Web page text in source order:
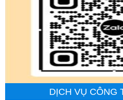
Sở Văn hóa, Thể thao và Du lịch
Sở Xây dựng
Ban Quản lý Khu kinh tế tỉnh Lai
DỊCH VỤ CÔNG